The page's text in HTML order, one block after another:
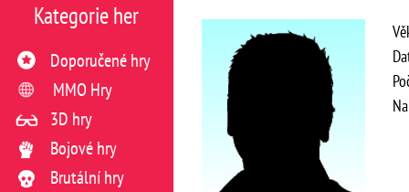
Kategorie her
Doporučené hry
MMO Hry
3D hry
Bojové hry
Brutální hry